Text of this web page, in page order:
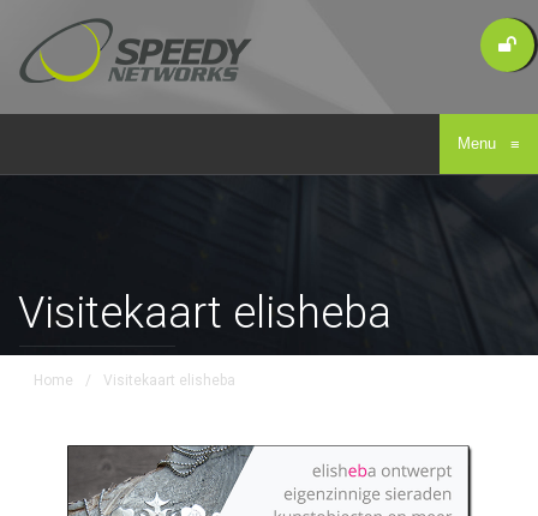
Menu ≡
Visitekaart elisheba
Home / Visitekaart elisheba